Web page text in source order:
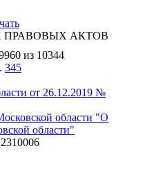
АКТОВ
из 10344
345
от 26.12.2019 №
области "О
области"